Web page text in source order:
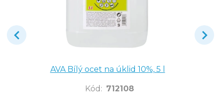
AVA Bílý ocet na úklid 10%, 5 l
Kód : 712108